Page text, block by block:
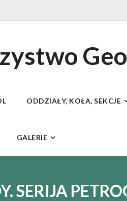
ODDZIAŁY, KOŁA, SEKCJE
GALERIE
SERIJA